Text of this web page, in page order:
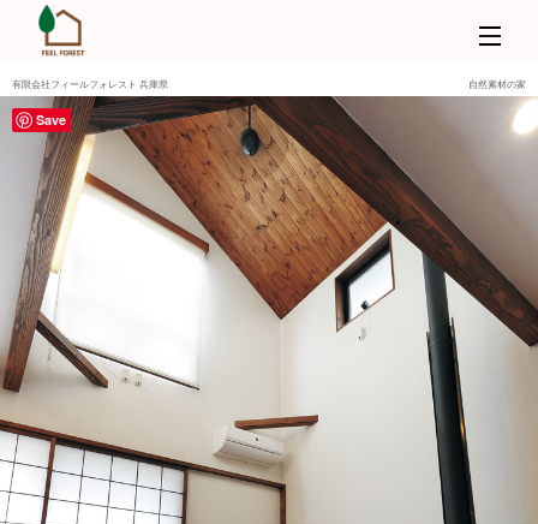
有限会社フィールフォレスト 兵庫県 自然素材の家
Save